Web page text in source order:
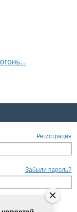
Регистрация
Забыли пароль?